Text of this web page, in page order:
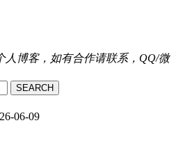
人博客，如有合作请联系，QQ/微
SEARCH
06-09